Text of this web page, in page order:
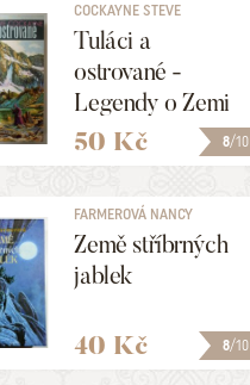
8/10
COCKAYNE STEVE
Tuláci a
ostrované -
Legendy o Zemi
1
50 Kč
8/10
FARMEROVÁ NANCY
Země stříbrných
jablek
40 Kč